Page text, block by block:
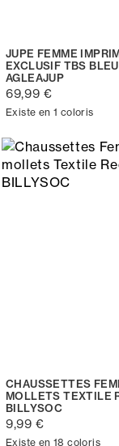
JUPE FEMME
EXCLUSIF TBS BLEU
AGLEAJUP
69,99 €
Existe en 1 coloris
CHAUSSETTES
MOLLETS TEXTILE
BILLYSOC
9,99 €
Existe en 18 coloris